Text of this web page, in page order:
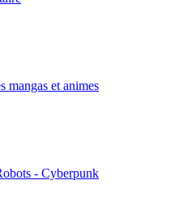
mangas et animes
- Cyberpunk